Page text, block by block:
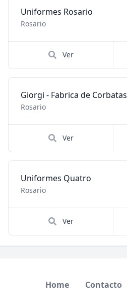
Uniformes Rosario
Rosario
Ver
Giorgi - Fabrica de Corbatas
Rosario
Ver
Uniformes Quatro
Rosario
Ver
Home Contacto